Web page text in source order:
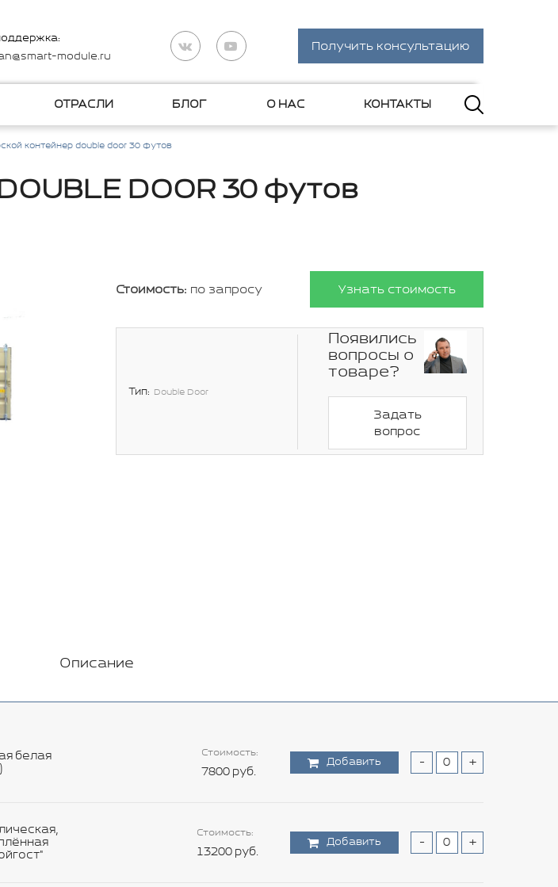
module.ru
Получить консультацию
ОТРАСЛИ БЛОГ О НАС КОНТАКТЫ
контейнер double door 30 футов
DOOR 30 футов
Стоимость: по запросу Узнать стоимость
Тип: Double Door
Появились
вопросы о
товаре?
Задать
вопрос
Описание
белая
Стоимость:
7800 руб.
Добавить - +
Стоимость:
13200 руб.
Добавить - +